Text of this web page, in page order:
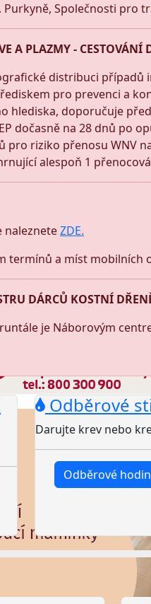
Purkyně, Společnosti pro
A PLAZMY -
distribuci případů
pro prevenci a
hlediska, doporučuje
dočasně na 28 dnů po
riziko přenosu WNV
alespoň 1
nalezneteZDE.
termínů a míst mobilních
DÁRCŮ KOSTNÍ
je Náborovým
Odběrové
Darujte krev nebo
Odběrové